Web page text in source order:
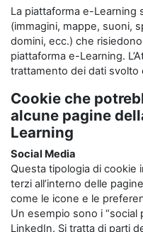
La piattaforma e-Learning
(immagini, mappe, suoni,
domini, ecc.) che
piattaforma e-Learning.
trattamento dei dati svolto
Cookie che
alcune pagine
Learning
Social Media
Questa tipologia di cookie
terzi all’interno delle
come le icone e le
Un esempio sono i
LinkedIn. Si tratta di parti